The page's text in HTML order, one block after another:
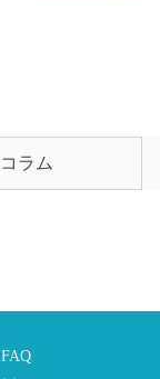
コラム
FAQ